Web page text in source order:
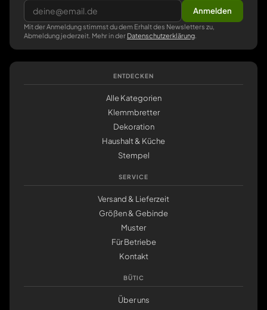
Anmelden
Mit der Anmeldung stimmst du dem Erhalt des Newsletters zu,
Abmeldung jederzeit. Mehr in der Datenschutzerklärung
ENTDECKEN
Alle Kategorien
Klemmbretter
Dekoration
Haushalt & Küche
Stempel
SERVICE
Versand & Lieferzeit
Größen & Gebinde
Muster
Für Betriebe
Kontakt
BÜTIC
Über uns